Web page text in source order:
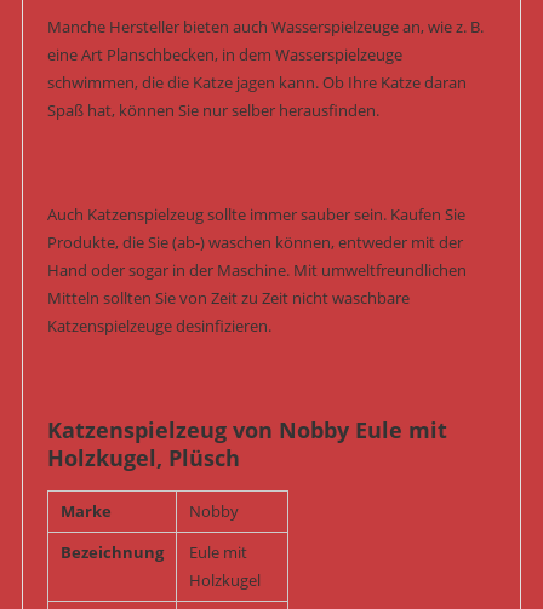
Manche Hersteller bieten auch Wasserspielzeuge an, wie z. B.
eine Art Planschbecken, in dem Wasserspielzeuge
schwimmen, die die Katze jagen kann. Ob Ihre Katze daran
Spaß hat, können Sie nur selber herausfinden.
Auch Katzenspielzeug sollte immer sauber sein. Kaufen Sie
Produkte, die Sie (ab-) waschen können, entweder mit der
Hand oder sogar in der Maschine. Mit umweltfreundlichen
Mitteln sollten Sie von Zeit zu Zeit nicht waschbare
Katzenspielzeuge desinfizieren.
Katzenspielzeug von Nobby Eule mit
Holzkugel, Plüsch
Marke
Nobby
Bezeichnung
Eule mit
Holzkugel